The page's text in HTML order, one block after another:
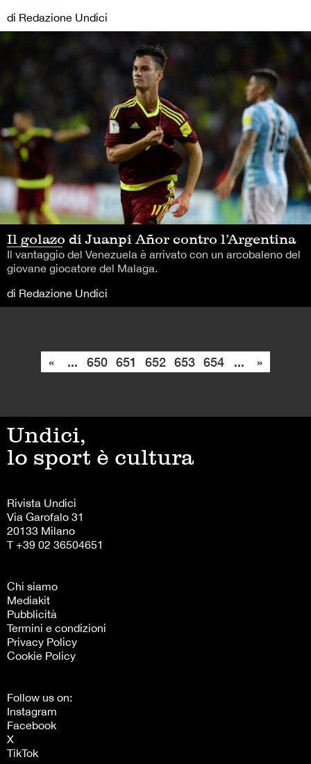
di Redazione Undici
Il golazo di Juanpi Añor contro l’Argentina
Il vantaggio del Venezuela è arrivato con un arcobaleno del
giovane giocatore del Malaga.
di Redazione Undici
« ... 650 651 652 653 654 ... »
Undici,
lo sport è cultura
Rivista Undici
Via Garofalo 31
20133 Milano
T +39 02 36504651
Chi siamo
Mediakit
Pubblicità
Termini e condizioni
Privacy Policy
Cookie Policy
Follow us on:
Instagram
Facebook
X
TikTok